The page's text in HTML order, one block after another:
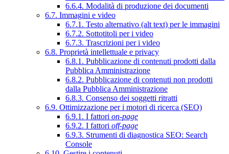
6.6.4. Modalità di produzione dei documenti
6.7. Immagini e video
6.7.1. Testo alternativo (alt text) per le immagini
6.7.2. Sottotitoli per i video
6.7.3. Trascrizioni per i video
6.8. Proprietà intellettuale e privacy
6.8.1. Pubblicazione di contenuti prodotti dalla
Pubblica Amministrazione
6.8.2. Pubblicazione di contenuti non prodotti
dalla Pubblica Amministrazione
6.8.3. Consenso dei soggetti ritratti
6.9. Ottimizzazione per i motori di ricerca (SEO)
6.9.1. I fattori on-page
6.9.2. I fattori off-page
6.9.3. Strumenti di diagnostica SEO: Search
Console